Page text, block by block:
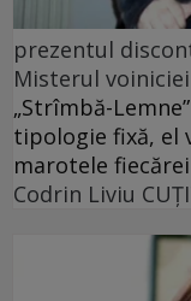
prezentul
Misterul voiniciei
„Strîmbă-
tipologie fixă, el
marotele
Codrin Liviu